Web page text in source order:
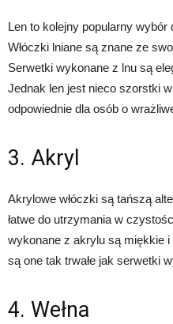
Len to kolejny popularny
Włóczki lniane są znane ze
Serwetki wykonane z lnu są
Jednak len jest nieco szorstki
odpowiednie dla osób o
3. Akryl
Akrylowe włóczki są tańszą
łatwe do utrzymania w
wykonane z akrylu są miękkie
są one tak trwałe jak serwetki
4. Wełna